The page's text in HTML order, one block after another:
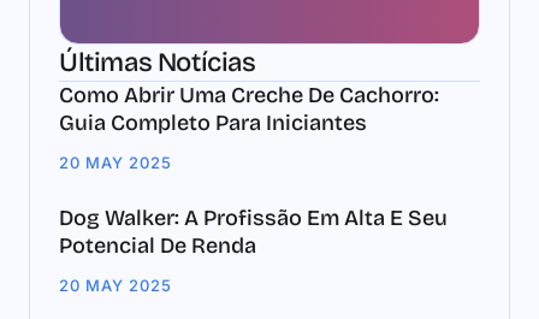
Últimas Notícias
Como Abrir Uma Creche De Cachorro:
Guia Completo Para Iniciantes
20 MAY 2025
Dog Walker: A Profissão Em Alta E Seu
Potencial De Renda
20 MAY 2025